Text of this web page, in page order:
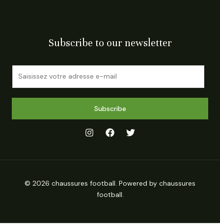
Subscribe to our newsletter
Subscribe
© 2026 chaussures football. Powered by chaussures
football.